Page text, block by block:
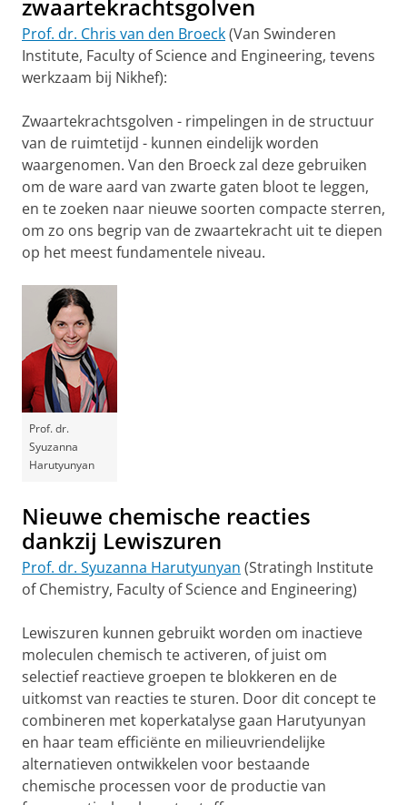
zwaartekrachtsgolven
Prof. dr. Chris van den Broeck(Van Swinderen
Institute, Faculty of Science and Engineering, tevens
werkzaam bij Nikhef):
Zwaartekrachtsgolven - rimpelingen in de structuur
van de ruimtetijd - kunnen eindelijk worden
waargenomen. Van den Broeck zal deze gebruiken
om de ware aard van zwarte gaten bloot te leggen,
en te zoeken naar nieuwe soorten compacte sterren,
om zo ons begrip van de zwaartekracht uit te diepen
op het meest fundamentele niveau.
Prof. dr.
Syuzanna
Harutyunyan
Nieuwe chemische reacties
dankzij Lewiszuren
Prof. dr. Syuzanna Harutyunyan (Stratingh Institute
of Chemistry, Faculty of Science and Engineering)
Lewiszuren kunnen gebruikt worden om inactieve
moleculen chemisch te activeren, of juist om
selectief reactieve groepen te blokkeren en de
uitkomst van reacties te sturen. Door dit concept te
combineren met koperkatalyse gaan Harutyunyan
en haar team efficiënte en milieuvriendelijke
alternatieven ontwikkelen voor bestaande
chemische processen voor de productie van